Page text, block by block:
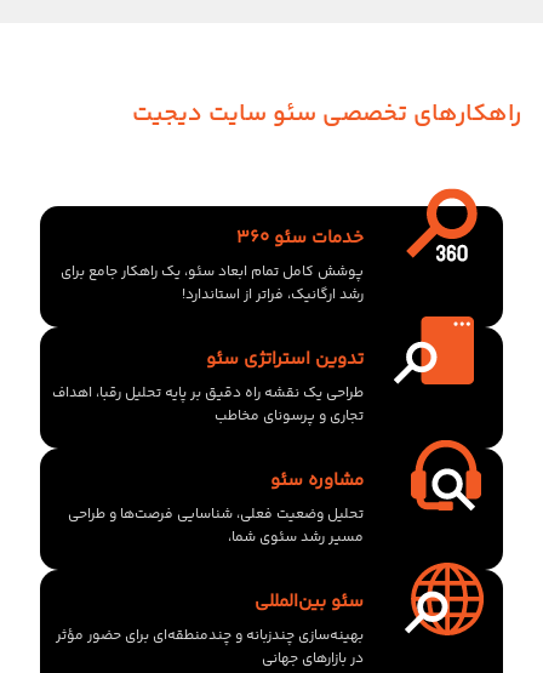
راهکارهای تخصصی سئو سایت دیجیت
خدمات سئو 360
پوشش کامل تمام ابعاد سئو، یک راهکار جامع برای
رشد ارگانیک، فراتر از استاندارد!
تدوین استراتژی سئو
طراحی یک نقشه راه دقیق بر پایه تحلیل رقبا، اهداف
تجاری و پرسونای مخاطب
مشاوره سئو
تحلیل وضعیت فعلی، شناسایی فرصت‌ها و طراحی
مسیر رشد سئوی شما،
سئو بین‌المللی
بهینه‌سازی چندزبانه و چندمنطقه‌ای برای حضور مؤثر
در بازارهای جهانی